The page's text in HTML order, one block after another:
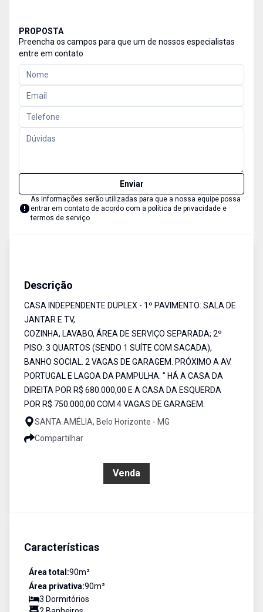
PROPOSTA
Preencha os campos para que um de nossos especialistas
entre em contato
Enviar
As informações serão utilizadas para que a nossa equipe possa
entrar em contato de acordo com a política de privacidade e
termos de serviço
Descrição
CASA INDEPENDENTE DUPLEX - 1º PAVIMENTO: SALA DE
JANTAR E TV,
COZINHA, LAVABO, ÁREA DE SERVIÇO SEPARADA; 2º
PISO: 3 QUARTOS (SENDO 1 SUÍTE COM SACADA),
BANHO SOCIAL. 2 VAGAS DE GARAGEM. PRÓXIMO A AV.
PORTUGAL E LAGOA DA PAMPULHA. " HÁ A CASA DA
DIREITA POR R$ 680.000,00 E A CASA DA ESQUERDA
POR R$ 750.000,00 COM 4 VAGAS DE GARAGEM.
SANTA AMÉLIA, Belo Horizonte - MG
Compartilhar
Venda
Características
Área total:90m²
Área privativa:90m²
3 Dormitórios